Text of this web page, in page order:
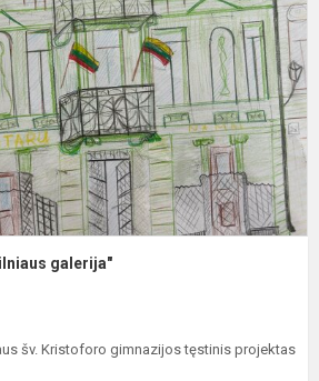
galerija"
šv. Kristoforo gimnazijos tęstinis projektas